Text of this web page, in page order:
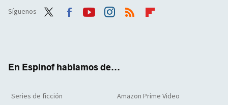
Síguenos
En Espinof hablamos de...
Series de ficción Amazon Prime Video